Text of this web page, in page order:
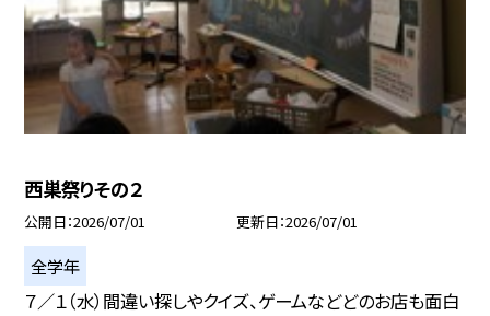
西巣祭りその２
公開日 2026/07/01 更新日 2026/07/01
全学年
７／１（水）間違い探しやクイズ、ゲームなどどのお店も面白